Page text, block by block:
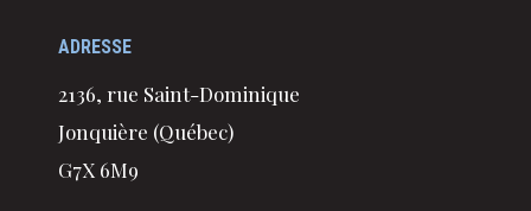
ADRESSE
2136, rue Saint-Dominique
Jonquière (Québec)
G7X 6M9